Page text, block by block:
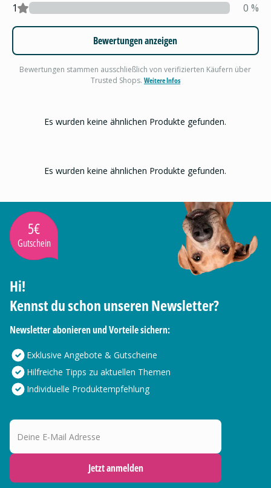
1 0 %
Bewertungen anzeigen
Bewertungen stammen ausschließlich von verifizierten Käufern über
Trusted Shops. Weitere Infos
Es wurden keine ähnlichen Produkte gefunden.
Es wurden keine ähnlichen Produkte gefunden.
5€
Gutschein
Hi!
Kennst du schon unseren Newsletter?
Newsletter abonieren und Vorteile sichern:
Exklusive Angebote & Gutscheine
Hilfreiche Tipps zu aktuellen Themen
Individuelle Produktempfehlung
Deine E-Mail Adresse
Jetzt anmelden